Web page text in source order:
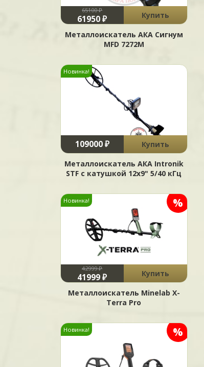
65100 ₽
61950 ₽
Купить
Металлоискатель АКА Сигнум
MFD 7272М
Новинка!
109000 ₽
Купить
Металлоискатель АКА Intronik
STF c катушкой 12x9" 5/40 кГц
%
Новинка!
42999 ₽
41999 ₽
Купить
Металлоискатель Minelab X-
Terra Pro
%
Новинка!